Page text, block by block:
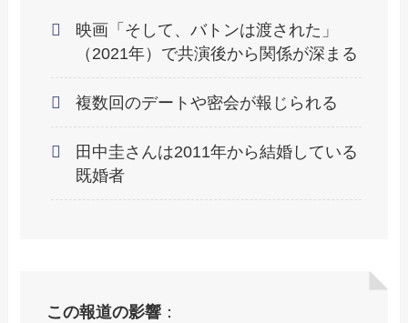
映画「そして、バトンは渡された」
（2021年）で共演後から関係が深まる
複数回のデートや密会が報じられる
田中圭さんは2011年から結婚している
既婚者
この報道の影響 ：